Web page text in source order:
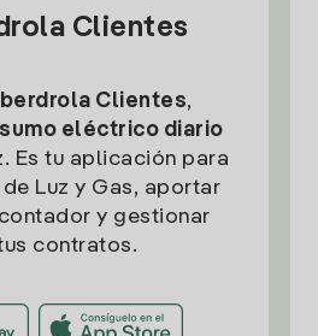
Clientes
Clientes,
eléctrico diario
Es tu aplicación para
Luz y Gas, aportar
y gestionar
contratos.